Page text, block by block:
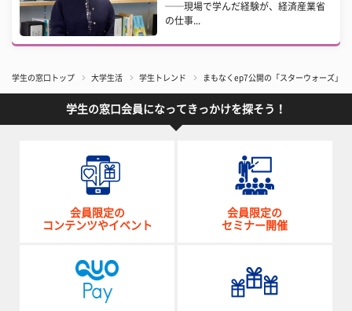
──現場で学んだ経験が、経済産業省
の仕事...
学生の窓口トップ 大学生活 学生トレンド まもなくep7公開の「スターウォーズ」
学生の窓口会員になってきっかけを探そう！
会員限定の
コンテンツやイベント
会員限定の
セミナー開催